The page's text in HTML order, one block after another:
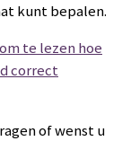
kunt bepalen.
te lezen hoe
correct
of wenst u